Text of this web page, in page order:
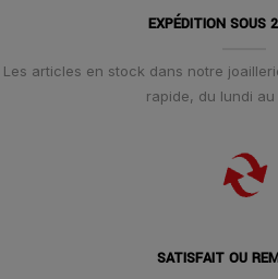
EXPÉDITION SOUS
Les articles en stock dans notre
rapide, du lundi au
SATISFAIT OU